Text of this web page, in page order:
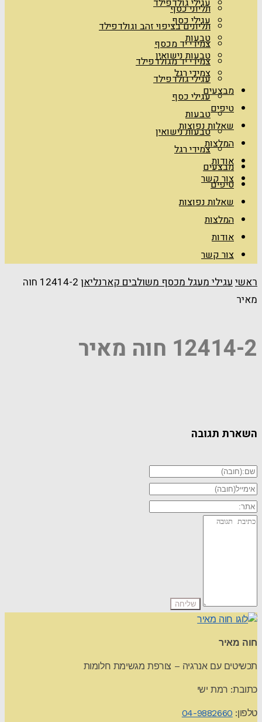
עגילי גולדפילד
עגילי כסף
טבעות
טבעות נישואין
צמידי רגל
מבצעים
טיפים
שאלות נפוצות
המלצות
אודות
צור קשר
תליוני כסף
תליונים בציפוי זהב וגולדפילד
צמידי יד מכסף
צמידי יד מגולדפילד
עגילי גולדפילד
עגילי כסף
טבעות
טבעות נישואין
צמידי רגל
מבצעים
טיפים
שאלות נפוצות
המלצות
אודות
צור קשר
ראשיעגילי מעגל מכסף משולבים קארנליאן
12414-2 חוה
מאיר
12414-2 חוה מאיר
השארת תגובה
חוה מאיר
תכשיטים עם אנרגיה – צורפת מגשימת חלומות
כתובת: רמת ישי
טלפון: 04-9882660